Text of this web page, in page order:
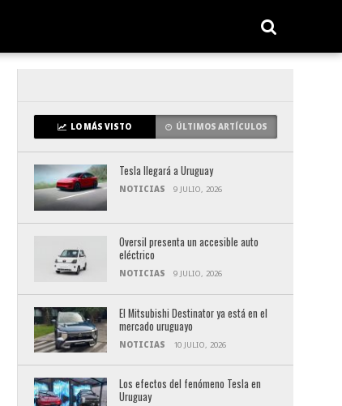
LO MÁS VISTO ÚLTIMOS ARTÍCULOS
Tesla llegará a Uruguay
NOTICIAS 9 JULIO, 2026
Oversil presenta un accesible auto
eléctrico
NOTICIAS 9 JULIO, 2026
El Mitsubishi Destinator ya está en el
mercado uruguayo
NOTICIAS 10 JULIO, 2026
Los efectos del fenómeno Tesla en
Uruguay